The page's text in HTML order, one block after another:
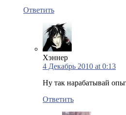
Ответить
Хэннер
4 Декабрь 2010 at 0:13
Ну так нарабатывай
Ответить